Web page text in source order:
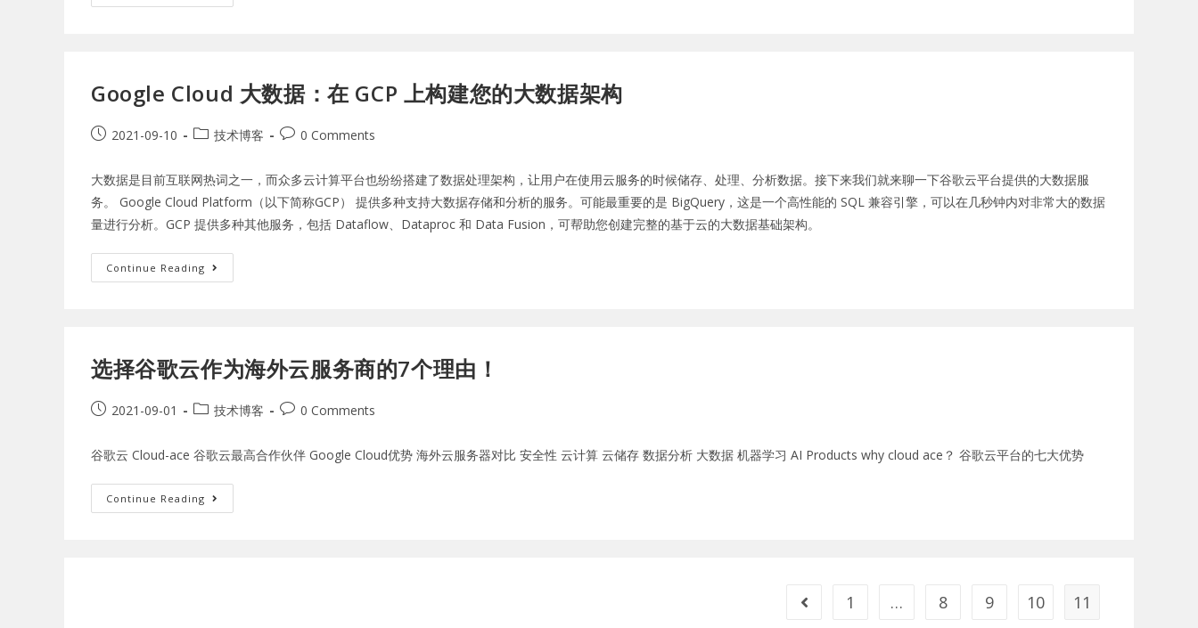
Google Cloud 大数据：在 GCP 上构建您的大数据架构
2021-09-10 技术博客 0 Comments
大数据是目前互联网热词之一，而众多云计算平台也纷纷搭建了数据处理架构，让用户在使用云服务的时候储存、处理、分析数据。接下来我们就来聊一下谷歌云平台提供的大数据服
务。 Google Cloud Platform（以下简称GCP） 提供多种支持大数据存储和分析的服务。可能最重要的是 BigQuery，这是一个高性能的 SQL 兼容引擎，可以在几秒钟内对非常大的数据
量进行分析。GCP 提供多种其他服务，包括 Dataflow、Dataproc 和 Data Fusion，可帮助您创建完整的基于云的大数据基础架构。
Continue Reading
选择谷歌云作为海外云服务商的7个理由！
2021-09-01 技术博客 0 Comments
谷歌云 Cloud-ace 谷歌云最高合作伙伴 Google Cloud优势 海外云服务器对比 安全性 云计算 云储存 数据分析 大数据 机器学习 AI Products why cloud ace？ 谷歌云平台的七大优势
Continue Reading
1 … 8 9 10 11